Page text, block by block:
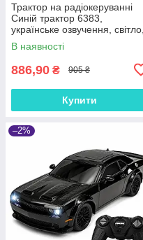
Трактор на радіокеруванні
Синій трактор 6383,
українське озвучення, світло,
танцює, акумулятор, пульт ДК
В наявності
886,90 ₴ 905 ₴
Купити
–2%